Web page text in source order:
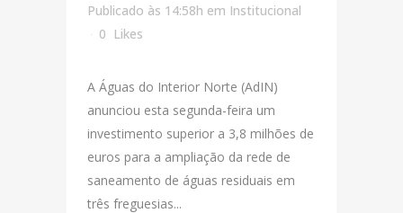
Publicado às 14:58h em Institucional
0 Likes
A Águas do Interior Norte (AdIN)
anunciou esta segunda-feira um
investimento superior a 3,8 milhões de
euros para a ampliação da rede de
saneamento de águas residuais em
três freguesias...